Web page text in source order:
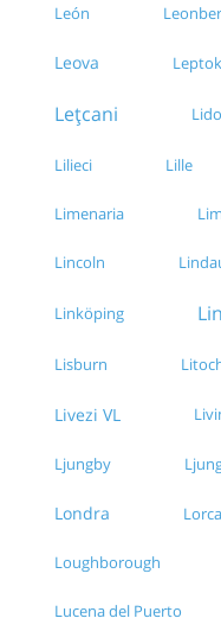
León
Leova
Lețcani
Lilieci Lille
Limenaria
Lincoln
Linköping
Lisburn
Livezi VL
Ljungby
Londra Lorca
Loughborough
Lucena del Puerto